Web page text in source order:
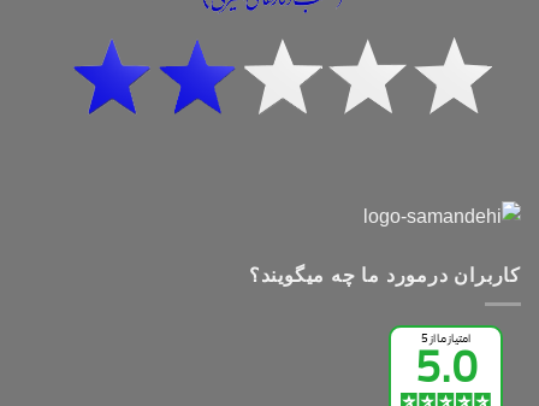
کاربران درمورد ما چه میگویند؟